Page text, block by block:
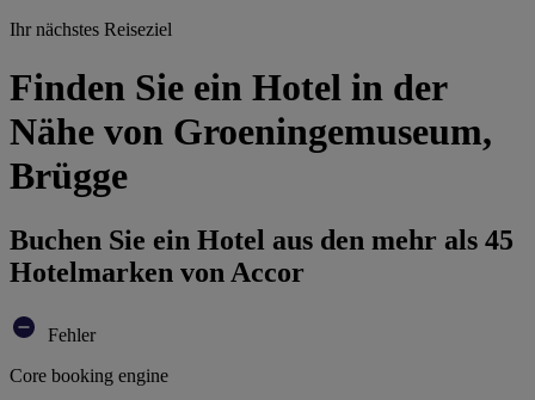
Ihr nächstes Reiseziel
Finden Sie ein Hotel in der
Nähe von Groeningemuseum,
Brügge
Buchen Sie ein Hotel aus den mehr als 45
Hotelmarken von Accor
Fehler
Core booking engine